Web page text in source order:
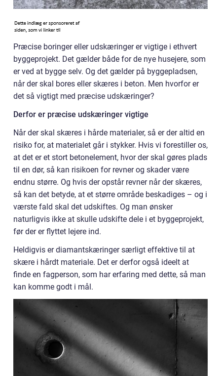
Præcise boringer eller udskæringer er vigtige i ethvert
byggeprojekt. Det gælder både for de nye husejere, som
er ved at bygge selv. Og det gælder på byggepladsen,
når der skal bores eller skæres i beton. Men hvorfor er
det så vigtigt med præcise udskæringer?
Derfor er præcise udskæringer vigtige
Når der skal skæres i hårde materialer, så er der altid en
risiko for, at materialet går i stykker. Hvis vi forestiller os,
at det er et stort betonelement, hvor der skal gøres plads
til en dør, så kan risikoen for revner og skader være
endnu større. Og hvis der opstår revner når der skæres,
så kan det betyde, at et større område beskadiges – og i
værste fald skal det udskiftes. Og man ønsker
naturligvis ikke at skulle udskifte dele i et byggeprojekt,
før der er flyttet lejere ind.
Heldigvis er diamantskæringer særligt effektive til at
skære i hårdt materiale. Det er derfor også ideelt at
finde en fagperson, som har erfaring med dette, så man
kan komme godt i mål.